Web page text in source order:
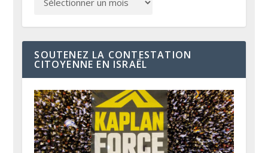
SOUTENEZ LA CONTESTATION
CITOYENNE EN ISRAËL